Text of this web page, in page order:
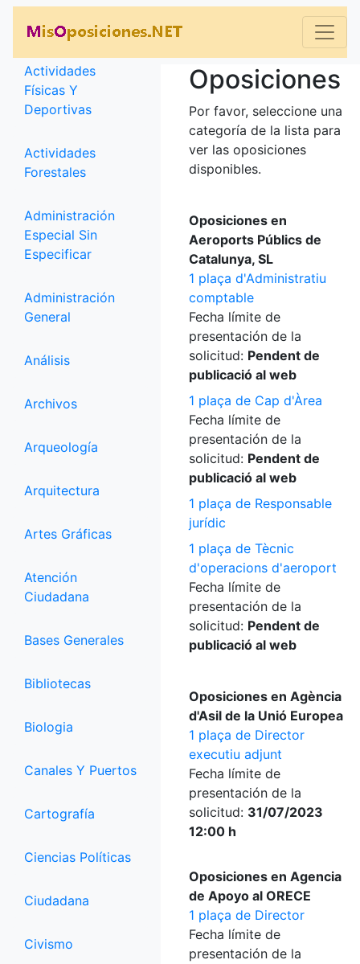
Categorías
Actividades
Físicas Y
Deportivas
Actividades
Forestales
Administración
Especial Sin
Especificar
Administración
General
Análisis
Archivos
Arqueología
Arquitectura
Artes Gráficas
Atención
Ciudadana
Bases Generales
Bibliotecas
Biologia
Canales Y Puertos
Cartografía
Ciencias Políticas
Ciudadana
Civismo
Oposiciones
Por favor, seleccione una
categoría de la lista para
ver las oposiciones
disponibles.
Oposiciones en
Aeroports Públics de
Catalunya, SL
1 plaça d'Administratiu
comptable
Fecha límite de
presentación de la
solicitud: Pendent de
publicació al web
1 plaça de Cap d'Àrea
Fecha límite de
presentación de la
solicitud: Pendent de
publicació al web
1 plaça de Responsable
jurídic
1 plaça de Tècnic
d'operacions d'aeroport
Fecha límite de
presentación de la
solicitud: Pendent de
publicació al web
Oposiciones en Agència
d'Asil de la Unió Europea
1 plaça de Director
executiu adjunt
Fecha límite de
presentación de la
solicitud: 31/07/2023
12:00 h
Oposiciones en Agencia
de Apoyo al ORECE
1 plaça de Director
Fecha límite de
presentación de la